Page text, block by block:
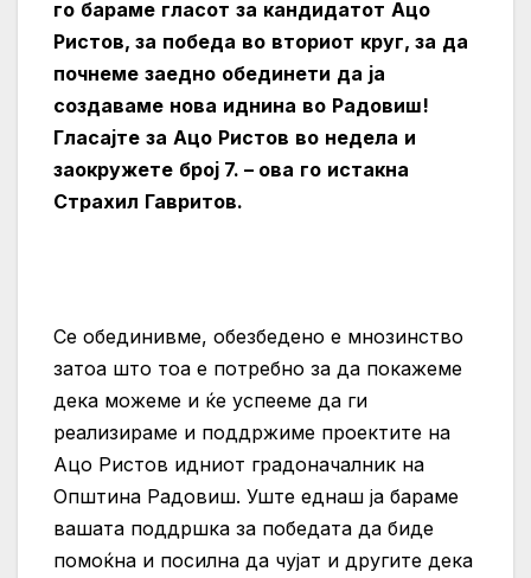
го бараме гласот за кандидатот Ацо
Ристов, за победа во вториот круг, за да
почнеме заедно обединети да ја
создаваме нова иднина во Радовиш!
Гласајте за Ацо Ристов во недела и
заокружете број 7. – ова го истакна
Страхил Гавритов.
Се обединивме, обезбедено е мнозинство
затоа што тоа е потребно за да покажеме
дека можеме и ќе успееме да ги
реализираме и поддржиме проектите на
Ацо Ристов идниот градоначалник на
Општина Радовиш. Уште еднаш ја бараме
вашата поддршка за победата да биде
помоќна и посилна да чујат и другите дека